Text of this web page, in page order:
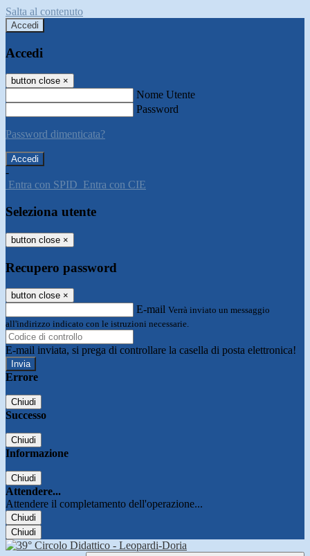
Salta al contenuto
Accedi
Accedi
button close ×
Nome Utente
Password
Password dimenticata?
-
Entra con SPID Entra con CIE
Seleziona utente
button close ×
Recupero password
button close ×
E-mail Verrà inviato un messaggio
all'indirizzo indicato con le istruzioni necessarie.
E-mail inviata, si prega di controllare la casella di posta elettronica!
Errore
Chiudi
Successo
Chiudi
Informazione
Chiudi
Attendere...
Attendere il completamento dell'operazione...
Chiudi
Chiudi